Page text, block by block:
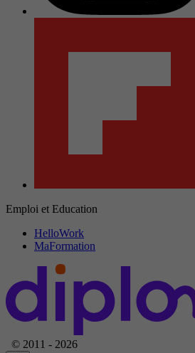
Emploi et Education
HelloWork
MaFormation
© 2011 - 2026